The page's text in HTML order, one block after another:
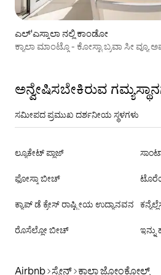
ಎಲ್'ಎಸ್ಕಾಲಾ ನಲ್ಲಿ ಕಾಂಡೋ
ಕ್ಯಾಲಾ ಮಾಂಟ್ಗೊ - ಕೋಸ್ಟಾ ಬ್ರವಾ ಸೀ
ಅನ್ವೇಷಿಸಬೇಕಿರುವ
ಸಮೀಪದ ಪ್ರಮುಖ ದರ್ಶನೀಯ ಸ್ಥಳಗಳು
ಲ್ಯೂಕೇಟ್ ಪ್ಲಾಜ್
ಫೋಸ್ಕಾ ಬೀಚ್
ಕ್ಯಾಪ್ ಡೆ ಕ್ರೇಸ್ ರಾಷ್ಟ್ರೀಯ ಉದ್ಯಾನವನ
ರೊಸೆಲ್ಲೋ ಬೀಚ್
Airbnb ಸ್ಪೇನ್ ಕಾಲಾ ಜೋಂಕೋಲ್ಸ್